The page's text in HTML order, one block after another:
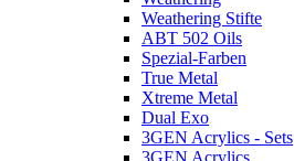
Weathering Stifte
ABT 502 Oils
Spezial-Farben
True Metal
Xtreme Metal
Dual Exo
3GEN Acrylics - Sets
3GEN Acrylics